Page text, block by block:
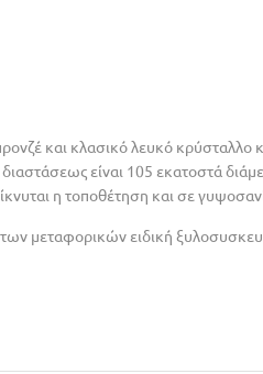
και κλασικό λευκό κρύσταλλο
είναι 105 εκατοστά
η τοποθέτηση και σε
μεταφορικών ειδική